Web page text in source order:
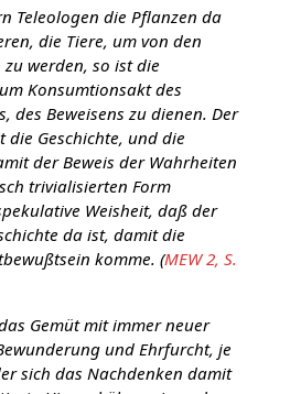
Teleologen die Pflanzen da
die Tiere, um von den
werden, so ist die
Konsumtionsakt des
des Beweisens zu dienen. Der
die Geschichte, und die
der Beweis der Wahrheiten
trivialisierten Form
Weisheit, daß der
da ist, damit die
komme. (MEW 2, S.
Gemüt mit immer neuer
und Ehrfurcht, je
sich das Nachdenken damit